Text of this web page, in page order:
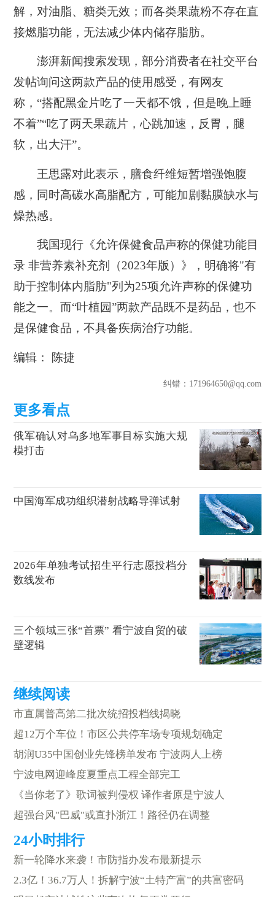
解，对油脂、糖类无效；而各类果蔬粉不存在直
接燃脂功能，无法减少体内储存脂肪。
澎湃新闻搜索发现，部分消费者在社交平台
发帖询问这两款产品的使用感受，有网友
称，“搭配黑金片吃了一天都不饿，但是晚上睡
不着”“吃了两天果蔬片，心跳加速，反胃，腿
软，出大汗”。
王思露对此表示，膳食纤维短暂增强饱腹
感，同时高碳水高脂配方，可能加剧黏膜缺水与
燥热感。
我国现行《允许保健食品声称的保健功能目
录 非营养素补充剂（2023年版）》，明确将"‌有
助于控制体内脂肪‌"列为25项允许声称的保健功
能之一。而“叶植园”两款产品既不是药品，也不
是保健食品，不具备疾病治疗功能。
编辑： 陈捷
纠错：171964650@qq.com
俄军确认对乌多地军事目标实施大规
模打击
中国海军成功组织潜射战略导弹试射
2026年单独考试招生平行志愿投档分
数线发布
三个领域三张“首票” 看宁波自贸的破
壁逻辑
市直属普高第二批次统招投档线揭晓
超12万个车位！市区公共停车场专项规划确定
胡润U35中国创业先锋榜单发布 宁波两人上榜
宁波电网迎峰度夏重点工程全部完工
《当你老了》歌词被判侵权 译作者原是宁波人
超强台风"巴威"或直扑浙江！路径仍在调整
新一轮降水来袭！市防指办发布最新提示
2.3亿！36.7万人！拆解宁波“土特产富”的共富密码